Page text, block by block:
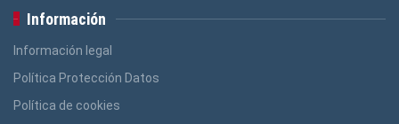
Información
Información legal
Política Protección Datos
Política de cookies